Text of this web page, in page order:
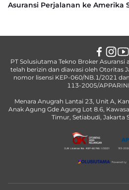
Asuransi Perjalanan ke Amerika
PT Solusiutama Tekno Broker Asuransi
telah berizin dan diawasi oleh Otoritas
nomor lisensi KEP-060/NB.1/2021
113-2005/
Menara Anugrah Lantai 23, Unit A,
Anak Agung Gde Agung Lot 8.6,
Timur, Setiabudi, Jakarta